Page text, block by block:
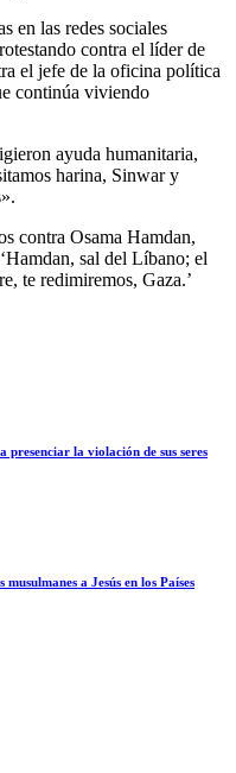
en las redes sociales
contra el líder de
el jefe de la oficina política
continúa viviendo
ayuda humanitaria,
harina, Sinwar y
contra Osama Hamdan,
sal del Líbano; el
te redimiremos, Gaza.’
la violación de sus seres
a Jesús en los Países